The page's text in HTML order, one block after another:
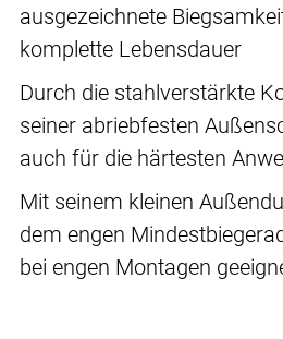
ausgezeichnete
komplette Lebensdauer
Durch die stahlverstärkte
seiner abriebfesten
auch für die härtesten
Mit seinem kleinen
dem engen
bei engen Montagen